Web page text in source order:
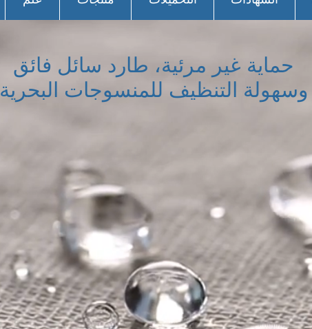
حماية غير مرئية، طارد سائل فائق
وسهولة التنظيف للمنسوجات البحرية